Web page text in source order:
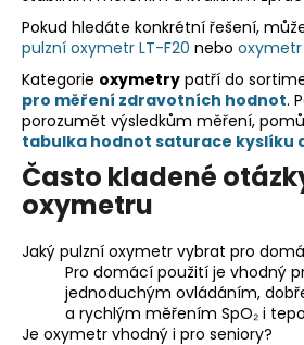
ý
p
i
s
u
Pokud hledáte konkrétní řešení,
pulzní oxymetr LT-F20 nebo oxymetr
Kategorie oxymetry patří do
pro měření zdravotních hodnot.
porozumět výsledkům měření,
tabulka hodnot saturace kyslíku a
Často kladené
oxymetru
Jaký pulzní oxymetr vybrat pro
Pro domácí použití je vhodný
jednoduchým ovládáním,
a rychlým měřením SpO₂ i
Je oxymetr vhodný i pro seniory?